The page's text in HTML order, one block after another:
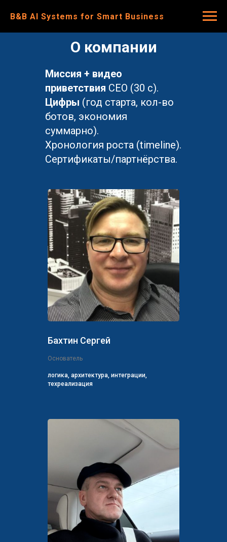
B&B Al Systems for Smart Business
О компании
Миссия + видео
приветствия CEO (30 с).
Цифры (год старта, кол-во
ботов, экономия
суммарно).
Хронология роста (timeline).
Сертификаты/партнёрства.
Бахтин Сергей
Основатель
логика, архитектура, интеграции,
техреализация